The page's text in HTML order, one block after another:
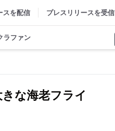
スを配信 プレスリリースを受信
ラファン
な海老フライ